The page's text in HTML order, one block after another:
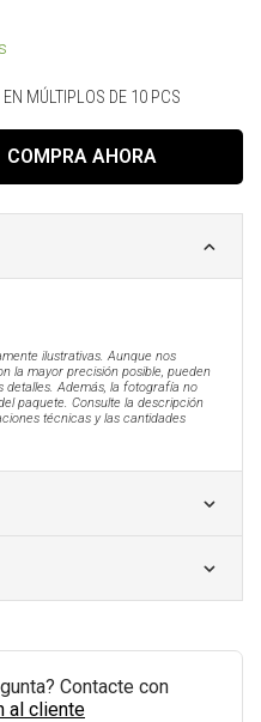
MÚLTIPLOS DE 10 PCS
COMPRA AHORA
ilustrativas. Aunque nos
la mayor precisión posible, pueden
Además, la fotografía no
paquete. Consulte la descripción
técnicas y las cantidades
Contacte con
al cliente